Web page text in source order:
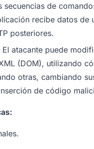
secuencias de
recibe datos
posteriores.
El atacante puede
(DOM), utilizando
otras, cambiando
de código